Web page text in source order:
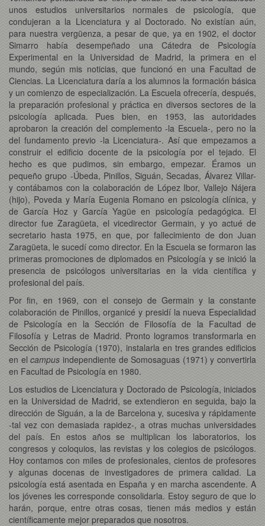
unos estudios universitarios normales de psicología, que
condujeran a la Licenciatura y al Doctorado. No existían aún,
para nuestra vergüenza, a pesar de que, ya en 1902, el doctor
Simarro había desempeñado una Cátedra de Psicología
Experimental en la Universidad de Madrid, la primera en el
mundo, según mis noticias, que funcionó en una Facultad de
Ciencias. La Licenciatura daría a los alumnos la formación básica
y un comienzo de especialización. La Escuela ofrecería, después,
la preparación profesional y práctica en diversos sectores de la
psicología aplicada. Pues bien, en 1953, las autoridades
aprobaron la creación del complemento -la Escuela-, pero no la
del fundamento previo -la Licenciatura-. Así que empezamos a
construir el edificio docente de la psicología por el tejado. El
hecho es que pudimos, sin embargo, empezar. Éramos un
pequeño grupo -Úbeda, Pinillos, Siguán, Secadas, Álvarez Villar-
y contábamos con la colaboración de López Ibor, Vallejo Nájera
(hijo), Poveda y María Eugenia Romano en psicología clínica, y
de García Hoz y García Yagüe en psicología pedagógica. El
director fue Zaragüeta, el vicedirector Germain, y yo actué de
secretario hasta 1975, en que, por fallecimiento de don Juan
Zaragüeta, le sucedí como director. En la Escuela se formaron las
primeras promociones de diplomados en Psicología y se inició la
presencia de psicólogos universitarias en la vida científica y
profesional del país.
Por fin, en 1969, con el consejo de Germain y la constante
colaboración de Pinillos, organicé y presidí la nueva Especialidad
de Psicología en la Sección de Filosofía de la Facultad de
Filosofía y Letras de Madrid. Pronto logramos transformarla en
Sección de Psicología (1970), instalarla en tres grandes edificios
en elcampus independiente de Somosaguas (1971) y convertirla
en Facultad de Psicología en 1980.
Los estudios de Licenciatura y Doctorado de Psicología, iniciados
en la Universidad de Madrid, se extendieron en seguida, bajo la
dirección de Siguán, a la de Barcelona y, sucesiva y rápidamente
-tal vez con demasiada rapidez-, a otras muchas universidades
del país. En estos años se multiplican los laboratorios, los
congresos y coloquios, las revistas y los colegios de psicólogos.
Hoy contamos con miles de profesionales, cientos de profesores
y algunas docenas de investigadores de primera calidad. La
psicología está asentada en España y en marcha ascendente. A
los jóvenes les corresponde consolidarla. Estoy seguro de que lo
harán, porque, entre otras cosas, tienen más medios y están
científicamente mejor preparados que nosotros.